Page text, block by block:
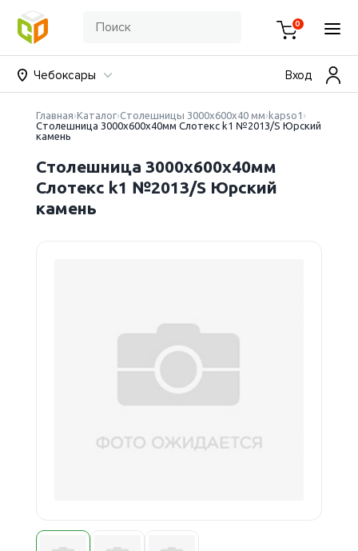
0
Чебоксары Вход
Главная Каталог Столешницы 3000х600х40 мм kapso1
Столешница 3000х600х40мм Слотекс k1 №2013/S Юрский
камень
Столешница 3000х600х40мм
Слотекс k1 №2013/S Юрский
камень